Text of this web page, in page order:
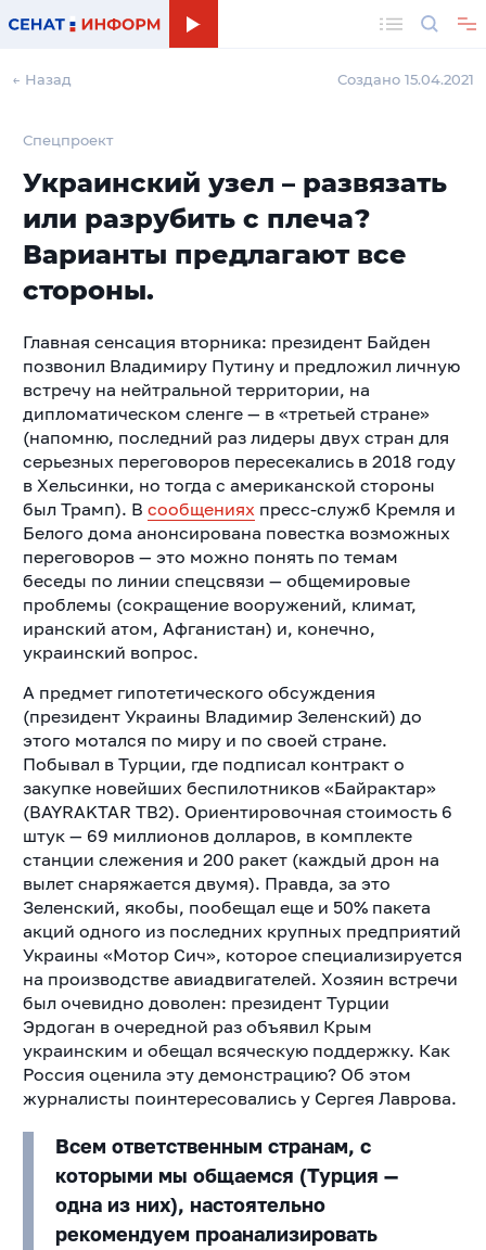
← Назад Создано 15.04.2021
Спецпроект
Украинский узел – развязать
или разрубить с плеча?
Варианты предлагают все
стороны.
Главная сенсация вторника: президент Байден
позвонил Владимиру Путину и предложил личную
встречу на нейтральной территории, на
дипломатическом сленге — в «третьей стране»
(напомню, последний раз лидеры двух стран для
серьезных переговоров пересекались в 2018 году
в Хельсинки, но тогда с американской стороны
был Трамп). В сообщенияхпресс-служб Кремля и
Белого дома анонсирована повестка возможных
переговоров — это можно понять по темам
беседы по линии спецсвязи — общемировые
проблемы (сокращение вооружений, климат,
иранский атом, Афганистан) и, конечно,
украинский вопрос.
А предмет гипотетического обсуждения
(президент Украины Владимир Зеленский) до
этого мотался по миру и по своей стране.
Побывал в Турции, где подписал контракт о
закупке новейших беспилотников «Байрактар»
(BAYRAKTAR TB2). Ориентировочная стоимость 6
штук — 69 миллионов долларов, в комплекте
станции слежения и 200 ракет (каждый дрон на
вылет снаряжается двумя). Правда, за это
Зеленский, якобы, пообещал еще и 50% пакета
акций одного из последних крупных предприятий
Украины «Мотор Сич», которое специализируется
на производстве авиадвигателей. Хозяин встречи
был очевидно доволен: президент Турции
Эрдоган в очередной раз объявил Крым
украинским и обещал всяческую поддержку. Как
Россия оценила эту демонстрацию? Об этом
журналисты поинтересовались у Сергея Лаврова.
Всем ответственным странам, с
которыми мы общаемся (Турция —
одна из них), настоятельно
рекомендуем проанализировать